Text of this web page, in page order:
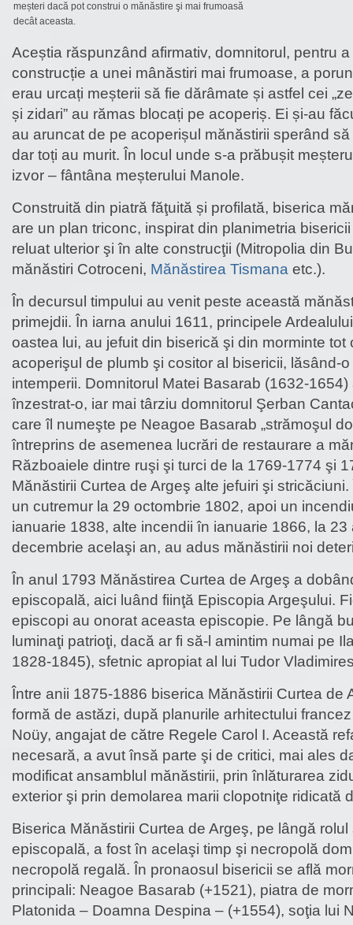
meșteri dacă pot construi o mănăstire şi mai frumoasă
decât aceasta.
Aceștia răspunzând afirmativ, domnitorul, pentru
construcție a unei mânăstiri mai frumoase, a
erau urcați meșterii să fie dărâmate și astfel cei
și zidari” au rămas blocați pe acoperiș. Ei și-au
au aruncat de pe acoperișul mănăstirii sperând
dar toți au murit. În locul unde s-a prăbușit
izvor – fântâna meșterului Manole.
Construită din piatră făţuită și profilată, biserica
are un plan triconc, inspirat din planimetria
reluat ulterior şi în alte construcţii (Mitropolia din
mănăstiri Cotroceni, Mănăstirea Tismana etc.).
În decursul timpului au venit peste această
primejdii. În iarna anului 1611, principele
oastea lui, au jefuit din biserică şi din morminte tot
acoperişul de plumb şi cositor al bisericii, lăsând-
intemperii. Domnitorul Matei Basarab (1632-
înzestrat-o, iar mai târziu domnitorul Şerban
care îl numeşte pe Neagoe Basarab „strămoşul
întreprins de asemenea lucrări de restaurare a
Războaiele dintre ruşi şi turci de la 1769-1774 şi
Mănăstirii Curtea de Argeş alte jefuiri şi
un cutremur la 29 octombrie 1802, apoi un
ianuarie 1838, alte incendii în ianuarie 1866, la 23
decembrie acelaşi an, au adus mănăstirii noi
În anul 1793 Mănăstirea Curtea de Argeş a
episcopală, aici luând fiinţă Episcopia Argeşului.
episcopi au onorat aceasta episcopie. Pe lângă
luminaţi patrioţi, dacă ar fi să-l amintim numai pe
1828-1845), sfetnic apropiat al lui Tudor
Între anii 1875-1886 biserica Mănăstirii Curtea de
formă de astăzi, după planurile arhitectului
Noüy, angajat de către Regele Carol I. Această
necesară, a avut însă parte şi de critici, mai ales
modificat ansamblul mănăstirii, prin înlăturarea
exterior şi prin demolarea marii clopotniţe ridicată
Biserica Mănăstirii Curtea de Argeş, pe lângă
episcopală, a fost în acelaşi timp şi necropolă
necropolă regală. În pronaosul bisericii se află
principali: Neagoe Basarab (+1521), piatra de
Platonida – Doamna Despina – (+1554), soţia lui